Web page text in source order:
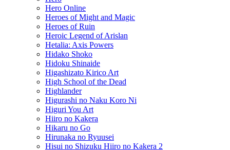
Hero Online
Heroes of Might and Magic
Heroes of Ruin
Heroic Legend of Arislan
Hetalia: Axis Powers
Hidako Shoko
Hidoku Shinaide
Higashizato Kirico Art
High School of the Dead
Highlander
Higurashi no Naku Koro Ni
Higuri You Art
Hiiro no Kakera
Hikaru no Go
Hirunaka no Ryuusei
Hisui no Shizuku Hiiro no Kakera 2